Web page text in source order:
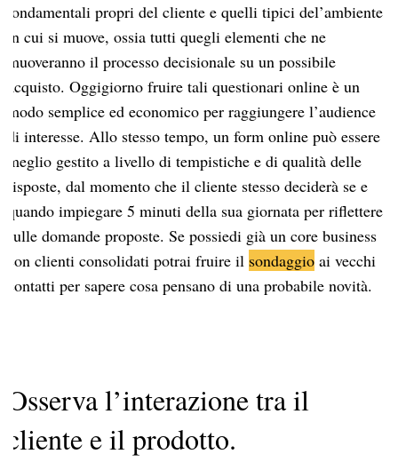
fondamentali propri del cliente e quelli tipici del’ambiente
in cui si muove, ossia tutti quegli elementi che ne
muoveranno il processo decisionale su un possibile
acquisto. Oggigiorno fruire tali questionari online è un
modo semplice ed economico per raggiungere l’audience
di interesse. Allo stesso tempo, un form online può essere
meglio gestito a livello di tempistiche e di qualità delle
risposte, dal momento che il cliente stesso deciderà se e
quando impiegare 5 minuti della sua giornata per riflettere
sulle domande proposte. Se possiedi già un core business
con clienti consolidati potrai fruire il sondaggio ai vecchi
contatti per sapere cosa pensano di una probabile novità.
Osserva l’interazione tra il
cliente e il prodotto.